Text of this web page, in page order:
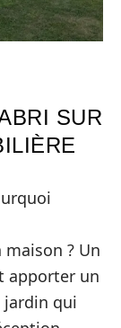
SUR
? Un
apporter un
jardin qui